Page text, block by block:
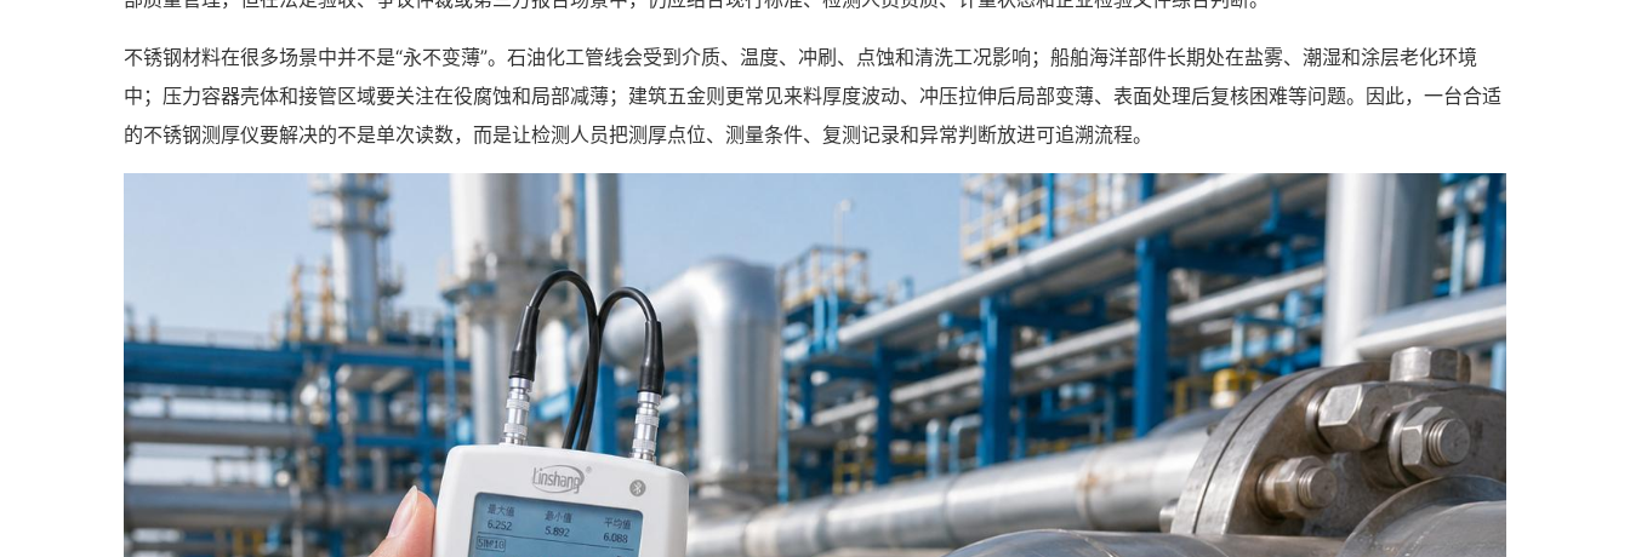
不锈钢材料在很多场景中并不是“永不变薄”。石油化工管线会受到介质、温度、冲刷、点蚀和清洗工况影响；船舶海洋部件长期处在盐雾、潮湿和涂层老化环境
中；压力容器壳体和接管区域要关注在役腐蚀和局部减薄；建筑五金则更常见来料厚度波动、冲压拉伸后局部变薄、表面处理后复核困难等问题。因此，一台合适
的不锈钢测厚仪要解决的不是单次读数，而是让检测人员把测厚点位、测量条件、复测记录和异常判断放进可追溯流程。